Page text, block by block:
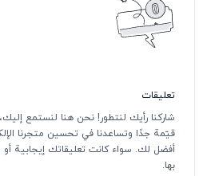
تعليقات
شاركنا رأيك لنتطور! نحن هنا لنستمع
قيّمة جدًا وتساعدنا في تحسين متجرنا
أفضل لك. سواء كانت تعليقاتك إيجابية أو
بها.